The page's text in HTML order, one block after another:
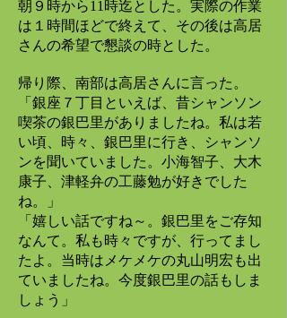
朝９時から11時迄とした。実際の作業
は１時間ほどで終えて、その後は高居
さんの希望で懇談の時とした。
帰り際、南部は高居さんに言った。
「銀座７丁目といえば、昔シャンソン
喫茶の銀巴里がありましたね。私は若
い頃、時々、銀巴里に行き、シャンソ
ンを聞いていました。小海智子、大木
康子、津軽弁の工藤勉が好きでした
ね。」
「嬉しい話ですね～。銀巴里をご存知
なんて。私も時々ですが、行ってまし
たよ。当時はメケメケの丸山明宏も出
ていましたね。今度銀巴里の話もしま
しょう」